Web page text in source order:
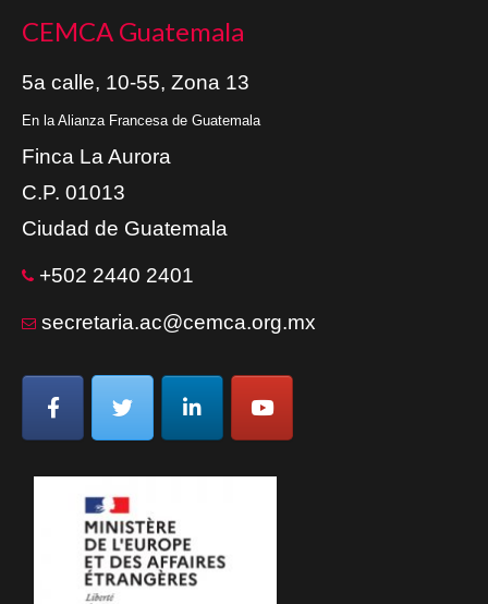
CEMCA Guatemala
5a calle, 10-55, Zona 13
En la Alianza Francesa de Guatemala
Finca La Aurora
C.P. 01013
Ciudad de Guatemala
+502 2440 2401
secretaria.ac@cemca.org.mx